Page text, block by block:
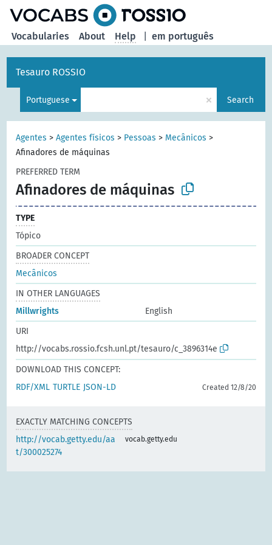
em português
Vocabularies About Help
Tesauro ROSSIO
Portuguese × Search
Agentes >Agentes físicos > Pessoas > Mecânicos >
Afinadores de máquinas
PREFERRED TERM
Afinadores de máquinas
TYPE
Tópico
BROADER CONCEPT
Mecânicos
IN OTHER LANGUAGES
Millwrights
English
URI
http://vocabs.rossio.fcsh.unl.pt/tesauro/c_3896314e
DOWNLOAD THIS CONCEPT:
RDF/XML TURTLE JSON-LD Created 12/8/20
EXACTLY MATCHING CONCEPTS
http://vocab.getty.edu/aa
t/300025274
vocab.getty.edu